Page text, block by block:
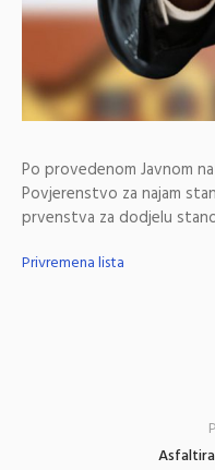
Po provedenom Javnom
Povjerenstvo za najam
prvenstva za dodjelu
Privremena lista